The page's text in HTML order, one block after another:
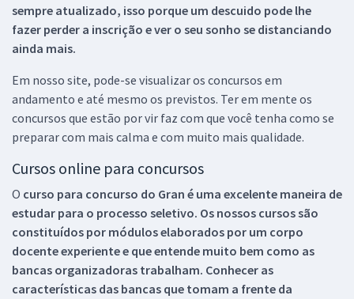
sempre atualizado, isso porque um descuido pode lhe
fazer perder a inscrição e ver o seu sonho se distanciando
ainda mais.
Em nosso site, pode-se visualizar os concursos em
andamento e até mesmo os previstos. Ter em mente os
concursos que estão por vir faz com que você tenha como se
preparar com mais calma e com muito mais qualidade.
Cursos online para concursos
O curso para concurso do Gran é uma excelente maneira de
estudar para o processo seletivo. Os nossos cursos são
constituídos por módulos elaborados por um corpo
docente experiente e que entende muito bem como as
bancas organizadoras trabalham. Conhecer as
características das bancas que tomam a frente da